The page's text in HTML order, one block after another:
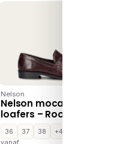
Nelson
Nelson mocassins &
loafers – Rood
36 37 38
+4
vanaf